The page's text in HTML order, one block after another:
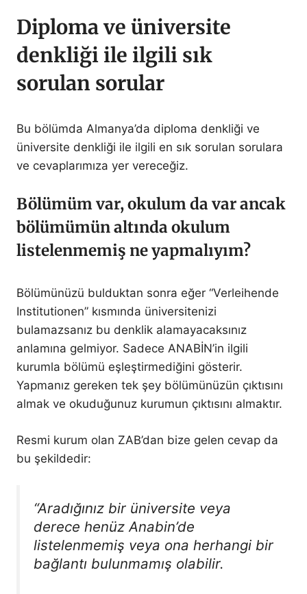
Diploma ve üniversite
denkliği ile ilgili sık
sorulan sorular
Bu bölümda Almanya’da diploma denkliği ve
üniversite denkliği ile ilgili en sık sorulan sorulara
ve cevaplarımıza yer vereceğiz.
Bölümüm var, okulum da var ancak
bölümümün altında okulum
listelenmemiş ne yapmalıyım?
Bölümünüzü bulduktan sonra eğer “Verleihende
Institutionen” kısmında üniversitenizi
bulamazsanız bu denklik alamayacaksınız
anlamına gelmiyor. Sadece ANABİN’in ilgili
kurumla bölümü eşleştirmediğini gösterir.
Yapmanız gereken tek şey bölümünüzün çıktısını
almak ve okuduğunuz kurumun çıktısını almaktır.
Resmi kurum olan ZAB’dan bize gelen cevap da
bu şekildedir:
“Aradığınız bir üniversite veya
derece henüz Anabin’de
listelenmemiş veya ona herhangi bir
bağlantı bulunmamış olabilir.